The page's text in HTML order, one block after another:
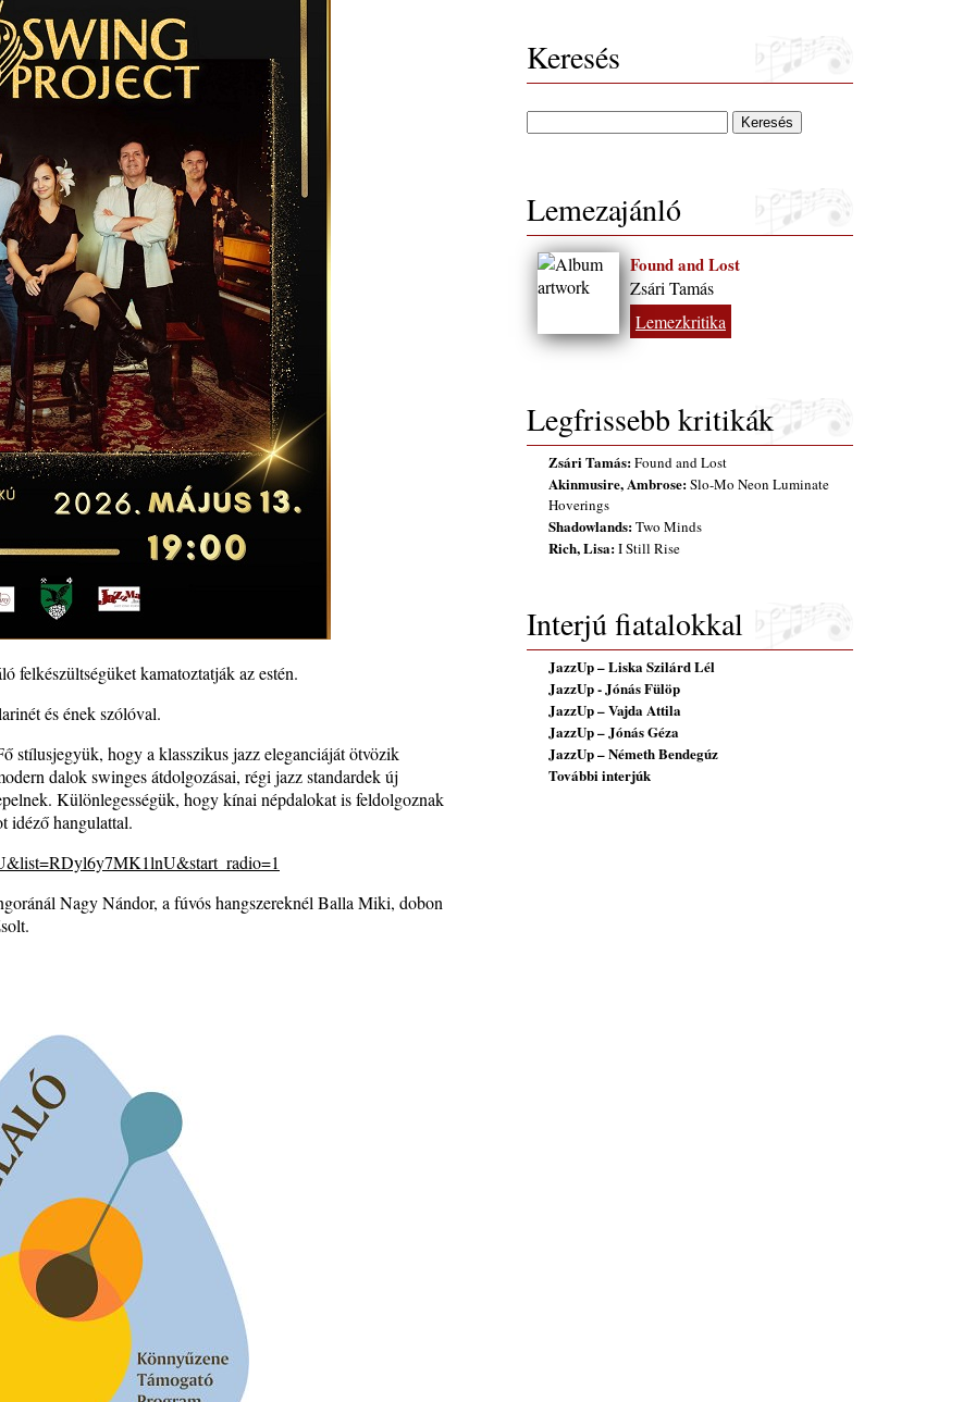
a
109.
13-
és
42.
kamatoztatják az estén.
és ének szólóval.
stílusjegyük, hogy a klasszikus jazz eleganciáját ötvözik
dalok swinges átdolgozásai, régi jazz standardek új
Különlegességük, hogy kínai népdalokat is feldolgoznak
idéző hangulattal.
Nagy Nándor, a fúvós hangszereknél Balla Miki, dobon
Keresés
Lemezajánló
Found and Lost
Zsári Tamás
Lemezkritika
Legfrissebb kritikák
Zsári Tamás:Found and Lost
Akinmusire, Ambrose:Slo-Mo Neon Luminate
Hoverings
Shadowlands:Two Minds
Rich, Lisa:I Still Rise
Interjú fiatalokkal
JazzUp – Liska Szilárd Lél
JazzUp - Jónás Fülöp
JazzUp – Vajda Attila
JazzUp – Jónás Géza
JazzUp – Németh Bendegúz
További interjúk